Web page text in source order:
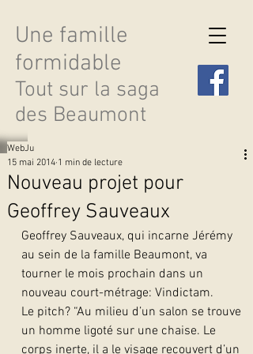
Une famille
formidable
Tout sur la saga
des Beaumont
Découvrir les saisons
Nouveau projet pour
Geoffrey Sauveaux
WebJu
15 mai 2014 1 min de lecture
Geoffrey Sauveaux, qui incarne Jérémy
au sein de la famille Beaumont, va
tourner le mois prochain dans un
nouveau court-métrage: Vindictam.
Le pitch? “Au milieu d’un salon se trouve
un homme ligoté sur une chaise. Le
corps inerte, il a le visage recouvert d’un